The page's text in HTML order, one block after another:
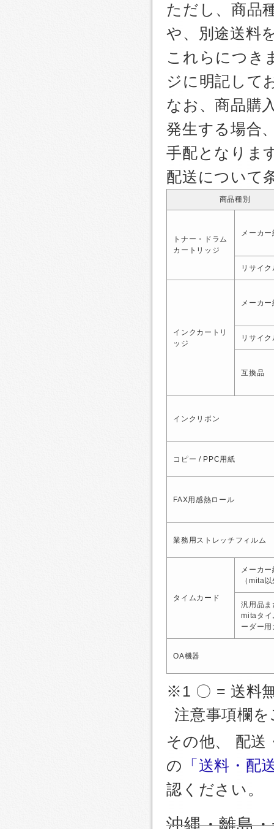
ただし、商品
や、別途送料
これらにつき
ジに明記して
なお、商品購
発生する場合
手配となりま
配送について
商品種別
トナー・ドラム
カートリッジ
メーカ
リサイ
インクカートリ
ッジ
メーカ
リサイ
互換品
インクリボン
コピー / PPC用紙
FAX用感熱ロール
業務用ストレッチフィルム
タイムカード
メーカ
（mita
汎用品ま
mitaタイ
ーダー
OA機器
※1 〇 = 送料
注意事項欄
その他、 配送
の
「送料・配
認ください。
沖縄・離島